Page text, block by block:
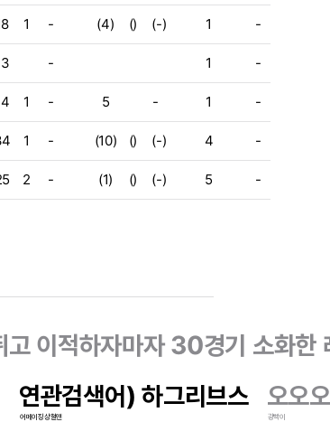
1 - (4) () (-) 1 -
- 1 -
1 - 5 - 1 -
1 - (10) () (-) 4 -
2 - (1) () (-) 5 -
이적하자마자 30경기 소화한
연관검색어) 하그리브스
어메이징상철맨
오오오
광빡이